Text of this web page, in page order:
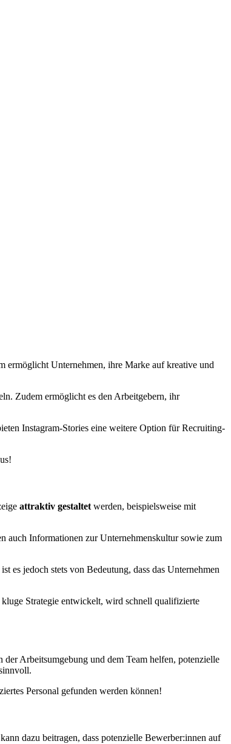
ermöglicht Unternehmen, ihre Marke auf kreative und
Zudem ermöglicht es den Arbeitgebern, ihr
Instagram-Stories eine weitere Option für Recruiting-
attraktiv gestaltet werden, beispielsweise mit
auch Informationen zur Unternehmenskultur sowie zum
es jedoch stets von Bedeutung, dass das Unternehmen
Strategie entwickelt, wird schnell qualifizierte
der Arbeitsumgebung und dem Team helfen, potenzielle
Personal gefunden werden können!
dazu beitragen, dass potenzielle Bewerber:innen auf